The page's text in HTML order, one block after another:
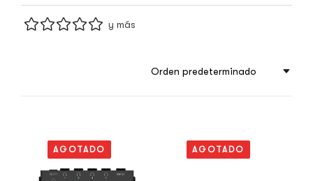
y más
Orden predeterminado
AGOTADO AGOTADO